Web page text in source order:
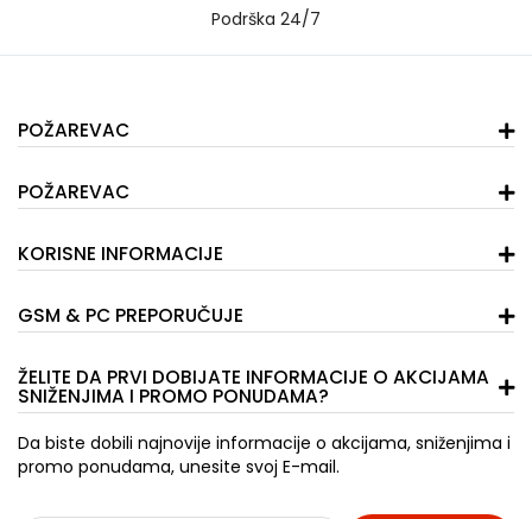
Podrška 24/7
POŽAREVAC
POŽAREVAC
KORISNE INFORMACIJE
GSM & PC PREPORUČUJE
ŽELITE DA PRVI DOBIJATE INFORMACIJE O AKCIJAMA
SNIŽENJIMA I PROMO PONUDAMA?
Da biste dobili najnovije informacije o akcijama, sniženjima i
promo ponudama, unesite svoj E-mail.